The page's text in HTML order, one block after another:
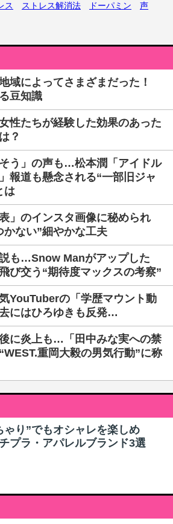
ス ストレス解消法 ドーパミン
声
域によってさまざまだった！
豆知識
性たちが経験した効果のあった
？
そう」の声も…松本潤「アイドル
報道も懸念される“一部旧ジャ
は
」のインスタ画像に秘められ
かない”細やかな工夫
も…Snow Manがアップした
び交う“期待度マックスの考察”
YouTuberの「学歴マウント動
にはひろゆきも反発…
に炎上も…「田中みな実への禁
重岡大毅の男気行動”に称
ゃり”でもオシャレを楽しめ
プラ・アパレルブランド3選